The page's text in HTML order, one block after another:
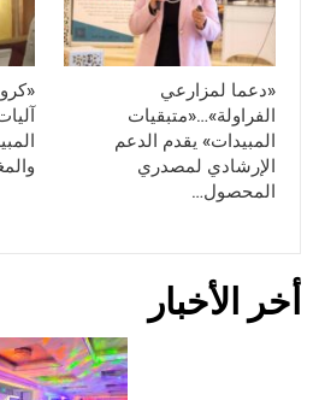
«دعما لمزارعي
الفراولة»…«متبقيات
المبيدات» يقدم الدعم
الإرشادي لمصدري
المحصول…
أخر الأخبار